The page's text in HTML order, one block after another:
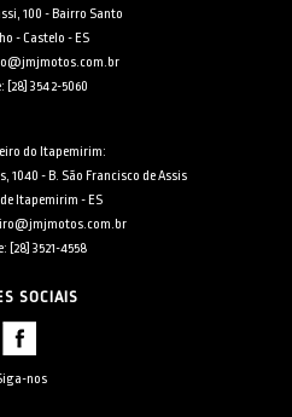
100 - Bairro Santo
- Castelo - ES
[28] 3542-5060
do Itapemirim:
1040 - B. São Francisco de Assis
Itapemirim - ES
[28] 3521-4558
SOCIAIS
nos